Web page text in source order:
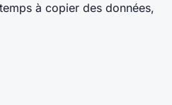
à copier des données,